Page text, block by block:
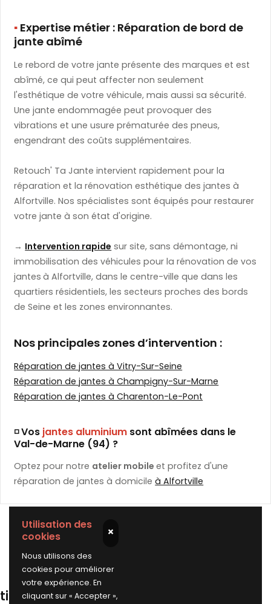
▪️​ Expertise métier : Réparation de bord de
jante abîmé
Le rebord de votre jante présente des marques et est
abîmé, ce qui peut affecter non seulement
l'esthétique de votre véhicule, mais aussi sa sécurité.
Une jante endommagée peut provoquer des
vibrations et une usure prématurée des pneus,
engendrant des coûts supplémentaires.
Retouch' Ta Jante intervient rapidement pour la
réparation et la rénovation esthétique des jantes à
Alfortville. Nos spécialistes sont équipés pour restaurer
votre jante à son état d'origine.
→Intervention rapidesur site, sans démontage, ni
immobilisation des véhicules pour la rénovation de vos
jantesà Alfortville, dans le centre-ville que dans les
quartiers résidentiels, les secteurs proches des bords
de Seine et les zones environnantes.
Nos principales zones d’intervention :
Réparation de jantes à Vitry-Sur-Seine
Réparation de jantes à Champigny-Sur-Marne
Réparation de jantes à Charenton-Le-Pont
◽ Vosjantes aluminiumsont abîmées dans le
Val-de-Marne (94) ?
Optez pour notre atelier mobileet profitez d'une
réparation de jantes à domicileà Alfortville
de jante
Utilisation des
cookies ×
Nous utilisons des
cookies pour améliorer
votre expérience. En
cliquant sur « Accepter »,